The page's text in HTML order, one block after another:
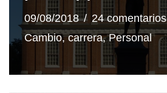
09/08/2018
24 comentarios
Cambio,carrera,Personal